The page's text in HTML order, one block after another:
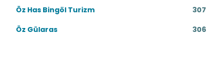
Öz Has Bingöl Turizm
307
Öz Gülaras
306